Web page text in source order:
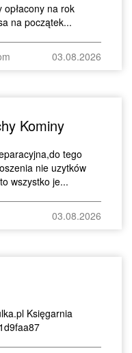
opłacony na rok
na początek...
03.08.2026
Kominy
tego
nie uzytków
wszystko je...
03.08.2026
Księgarnia